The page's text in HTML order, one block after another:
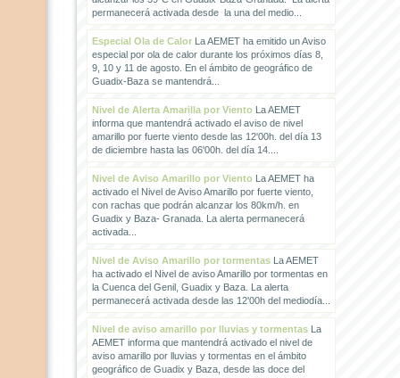
permanecerá activada desde la una del medio...
Especial Ola de CalorLa AEMET ha emitido un Aviso
especial por ola de calor durante los próximos días 8,
9, 10 y 11 de agosto. En el ámbito de geográfico de
Guadix-Baza se mantendrá...
Nivel de Alerta Amarilla por VientoLa AEMET
informa que mantendrá activado el aviso de nivel
amarillo por fuerte viento desde las 12'00h. del día 13
de diciembre hasta las 06'00h. del día 14....
Nivel de Aviso Amarillo por VientoLa AEMET ha
activado el Nivel de Aviso Amarillo por fuerte viento,
con rachas que podrán alcanzar los 80km/h. en
Guadix y Baza- Granada. La alerta permanecerá
activada...
Nivel de Aviso Amarillo por tormentasLa AEMET
ha activado el Nivel de aviso Amarillo por tormentas en
la Cuenca del Genil, Guadix y Baza. La alerta
permanecerá activada desde las 12'00h del mediodía...
Nivel de aviso amarillo por lluvias y tormentasLa
AEMET informa que mantendrá activado el nivel de
aviso amarillo por lluvias y tormentas en el ámbito
geográfico de Guadix y Baza, desde las doce del